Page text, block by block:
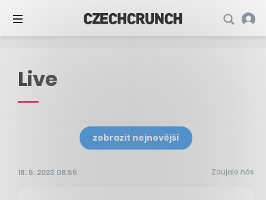
Live
zobrazit nejnovější
18. 5. 2023 08:55 Zaujalo nás